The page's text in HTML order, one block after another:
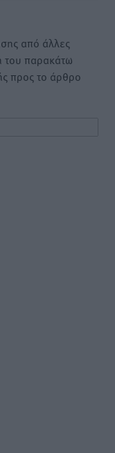
από άλλες
του παρακάτω
προς το άρθρο